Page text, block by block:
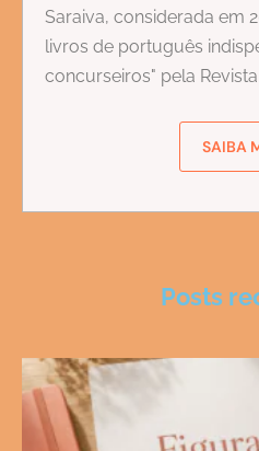
Saraiva, considerada em
livros de português
concurseiros" pela
SAIBA
Posts